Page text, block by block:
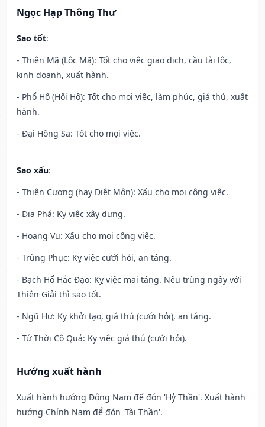
Ngọc Hạp Thông Thư
Sao tốt:
- Thiên Mã (Lộc Mã): Tốt cho việc giao dịch, cầu tài lộc,
kinh doanh, xuất hành.
- Phổ Hộ (Hội Hộ): Tốt cho mọi việc, làm phúc, giá thú, xuất
hành.
- Đại Hồng Sa: Tốt cho mọi việc.
Sao xấu:
- Thiên Cương (hay Diệt Môn): Xấu cho mọi công việc.
- Địa Phá: Kỵ việc xây dựng.
- Hoang Vu: Xấu cho mọi công việc.
- Trùng Phục: Kỵ việc cưới hỏi, an táng.
- Bạch Hổ Hắc Đạo: Kỵ việc mai táng. Nếu trùng ngày với
Thiên Giải thì sao tốt.
- Ngũ Hư: Kỵ khởi tạo, giá thú (cưới hỏi), an táng.
- Tứ Thời Cô Quả: Kỵ việc giá thú (cưới hỏi).
Hướng xuất hành
Xuất hành hướng Đông Nam để đón 'Hỷ Thần'. Xuất hành
hướng Chính Nam để đón 'Tài Thần'.